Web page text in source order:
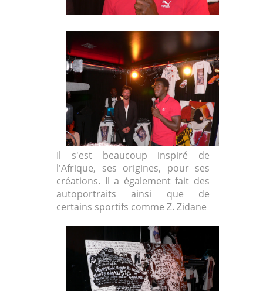
Il s'est beaucoup inspiré de
l'Afrique, ses origines, pour ses
créations. Il a également fait des
autoportraits ainsi que de
certains sportifs comme Z. Zidane